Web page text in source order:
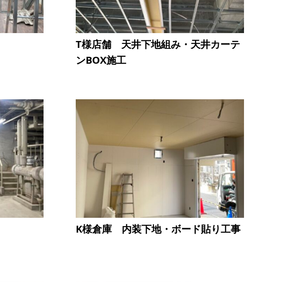
T様店舗 天井下地組み・天井カーテ
ンBOX施工
K様倉庫 内装下地・ボード貼り工事